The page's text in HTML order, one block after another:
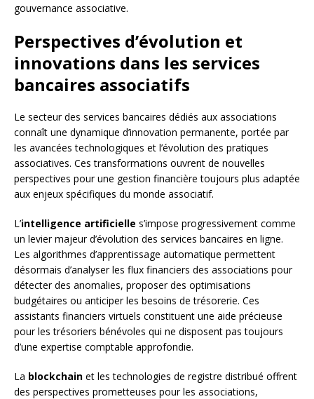
gouvernance associative.
Perspectives d’évolution et
innovations dans les services
bancaires associatifs
Le secteur des services bancaires dédiés aux associations
connaît une dynamique d’innovation permanente, portée par
les avancées technologiques et l’évolution des pratiques
associatives. Ces transformations ouvrent de nouvelles
perspectives pour une gestion financière toujours plus adaptée
aux enjeux spécifiques du monde associatif.
L’intelligence artificielle s’impose progressivement comme
un levier majeur d’évolution des services bancaires en ligne.
Les algorithmes d’apprentissage automatique permettent
désormais d’analyser les flux financiers des associations pour
détecter des anomalies, proposer des optimisations
budgétaires ou anticiper les besoins de trésorerie. Ces
assistants financiers virtuels constituent une aide précieuse
pour les trésoriers bénévoles qui ne disposent pas toujours
d’une expertise comptable approfondie.
La blockchain et les technologies de registre distribué offrent
des perspectives prometteuses pour les associations,